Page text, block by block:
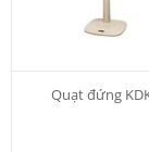
Quạt đứng